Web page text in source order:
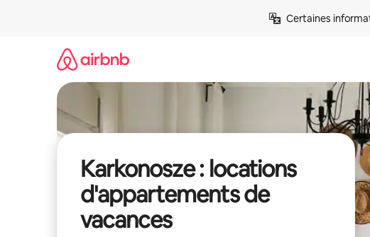
Certaines
Karkonosze : locations
d'appartements de
vacances